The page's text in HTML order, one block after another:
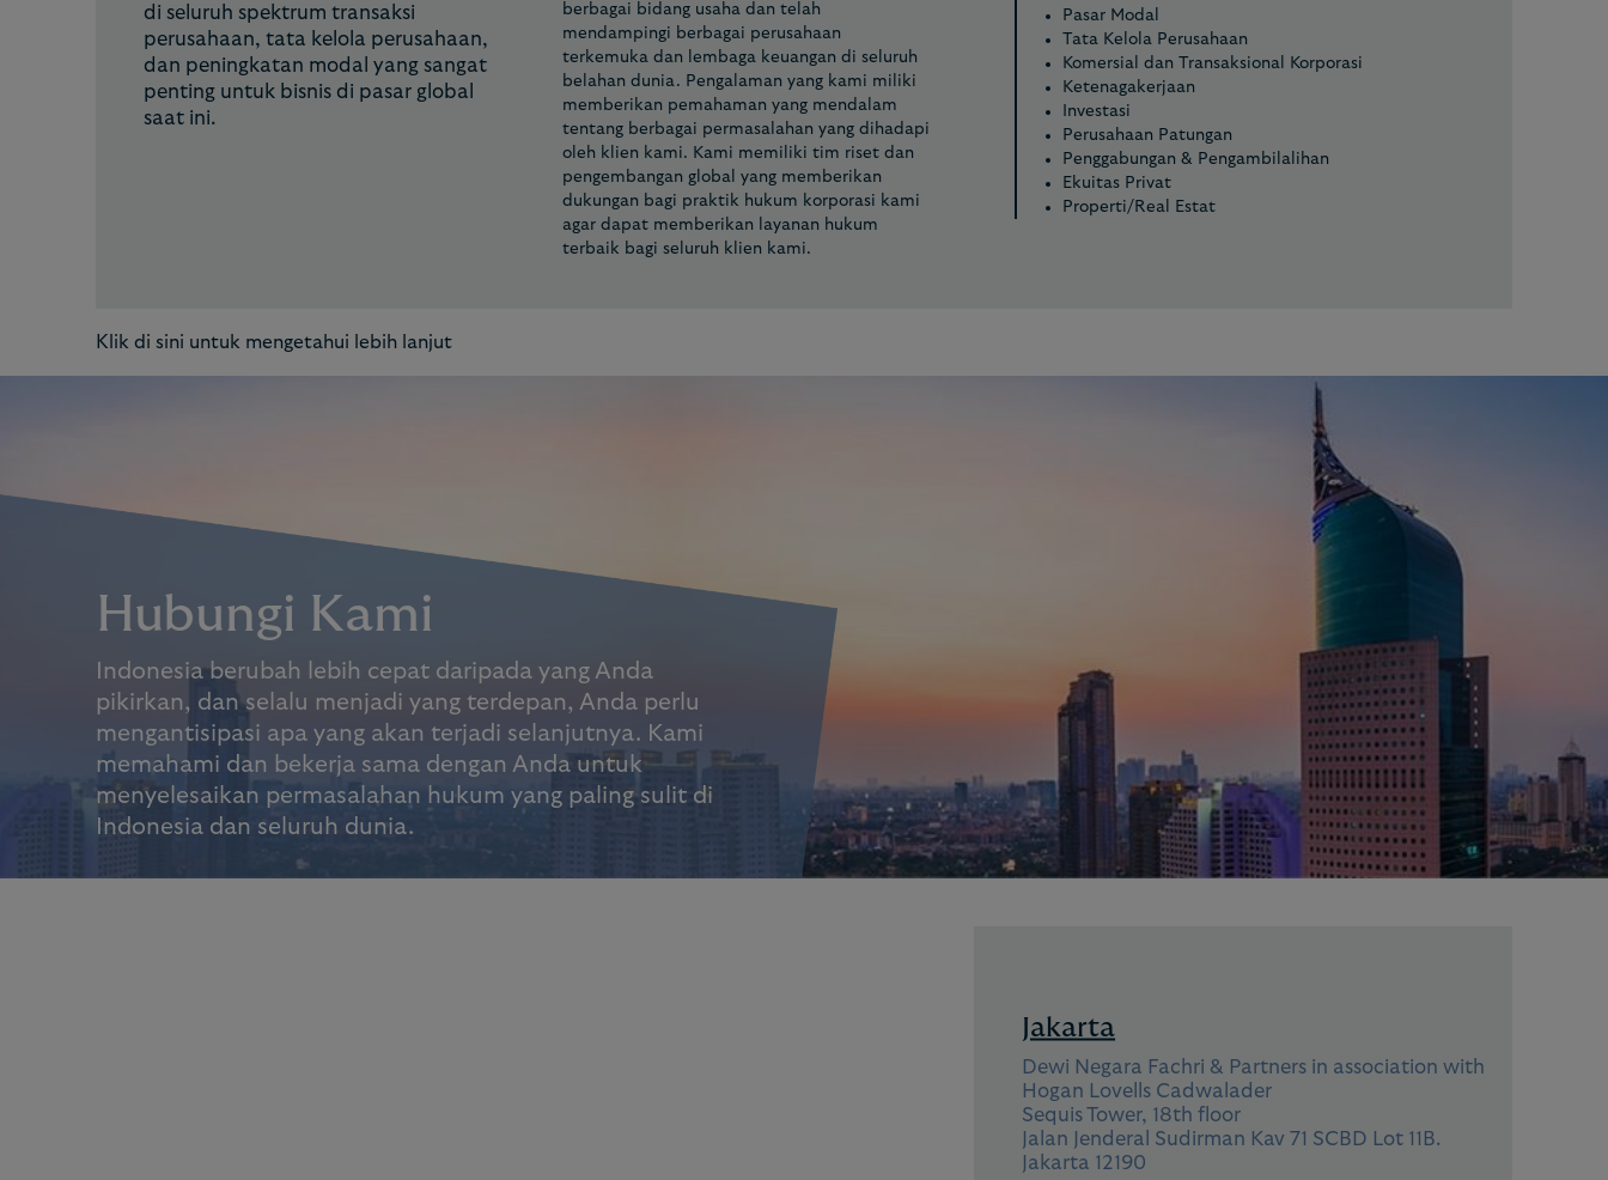
di seluruh spektrum transaksi
perusahaan, tata kelola perusahaan,
dan peningkatan modal yang sangat
penting untuk bisnis di pasar global
saat ini.
berbagai bidang usaha dan telah
mendampingi berbagai perusahaan
terkemuka dan lembaga keuangan di seluruh
belahan dunia. Pengalaman yang kami miliki
memberikan pemahaman yang mendalam
tentang berbagai permasalahan yang dihadapi
oleh klien kami. Kami memiliki tim riset dan
pengembangan global yang memberikan
dukungan bagi praktik hukum korporasi kami
agar dapat memberikan layanan hukum
terbaik bagi seluruh klien kami.
Pasar Modal
Tata Kelola Perusahaan
Komersial dan Transaksional Korporasi
Ketenagakerjaan
Investasi
Perusahaan Patungan
Penggabungan & Pengambilalihan
Ekuitas Privat
Properti/Real Estat
Klik di sini untuk mengetahui lebih lanjut
Hubungi Kami
Indonesia berubah lebih cepat daripada yang Anda
pikirkan, dan selalu menjadi yang terdepan, Anda perlu
mengantisipasi apa yang akan terjadi selanjutnya. Kami
memahami dan bekerja sama dengan Anda untuk
menyelesaikan permasalahan hukum yang paling sulit di
Indonesia dan seluruh dunia.
Jakarta
Dewi Negara Fachri & Partners in association with
Hogan Lovells Cadwalader
Sequis Tower, 18th floor
Jalan Jenderal Sudirman Kav 71 SCBD Lot 11B.
Jakarta 12190